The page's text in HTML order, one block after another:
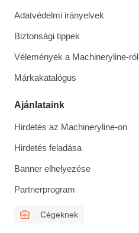
Adatvédelmi irányelvek
Biztonsági tippek
Vélemények a Machineryline-ról
Márkakatalógus
Ajánlataink
Hirdetés az Machineryline-on
Hirdetés feladása
Banner elhelyezése
Partnerprogram
Cégeknek